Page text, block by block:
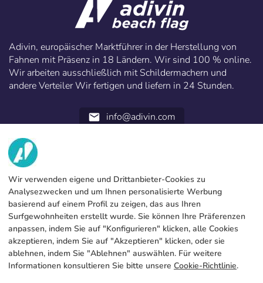
Adivin, europäischer Marktführer in der Herstellung von
Fahnen mit Präsenz in 18 Ländern. Wir sind 100 % online.
Wir arbeiten ausschließlich mit Schildermachern und
andere Verteiler Wir fertigen und liefern in 24 Stunden.
email info@adivin.com
Fabrik
Kontakt
Blog
DIENSTLEISTUNGEN
Zahlungsmodalitäten
Produktion und Lieferung
FAQs
RECHTLICHE INFORMATIONEN
Rechtliche Hinweise
Allgemeine Bedingungen und Konditionen
Cookies-Politik
Wir verwenden eigene und Drittanbieter-Cookies zu
Analysezwecken und um Ihnen personalisierte Werbung
basierend auf einem Profil zu zeigen, das aus Ihren
Surfgewohnheiten erstellt wurde. Sie können Ihre Präferenzen
anpassen, indem Sie auf "Konfigurieren" klicken, alle Cookies
akzeptieren, indem Sie auf "Akzeptieren" klicken, oder sie
ablehnen, indem Sie "Ablehnen" auswählen. Für weitere
Informationen konsultieren Sie bitte unsere Cookie-Richtlinie.